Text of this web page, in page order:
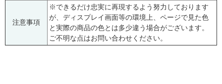
注意事項
※できるだけ忠実に再現するよう努力しております
が、ディスプレイ画面等の環境上、ページで見た色
と実際の商品の色とは多少違う場合がございます。
ご不明な点はお問い合わせください。